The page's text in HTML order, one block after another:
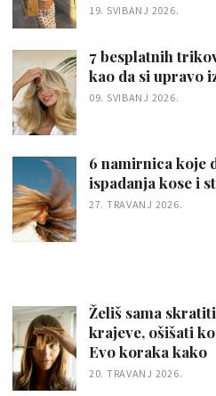
19. SVIBANJ 2026.
7 besplatnih
kao da si upravo
09. SVIBANJ 2026.
6 namirnica koje
ispadanja kose i
27. TRAVANJ 2026.
Želiš sama
krajeve, ošišati
Evo koraka kako
20. TRAVANJ 2026.